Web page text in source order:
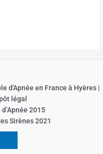
d'Apnée en France à Hyères |
légal
2015
Sirènes 2021